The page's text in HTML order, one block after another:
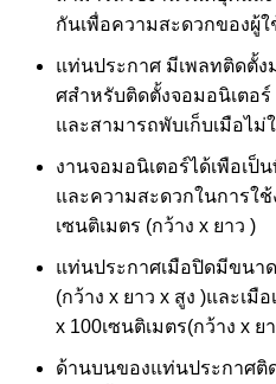
กันเพื่อความสะดวกของผู้ใ
แท่นประกาศ มีเพลทติดตั้ง
ศสําหรับติดตั้งจอมอนิเตอ
และสามารถพับเก็บเมือไม่
งานจอมอนิเตอร์ได้เพือเ
และความสะดวกในการใ
เซนติเมตร (กว้าง x ยาว )
แท่นประกาศเมือปิดมีขนาด
(กว้าง x ยาว x สูง )และเมื
x 100เซนติเมตร(กว้าง x ย
ด้านบนของแท่นประกาศติ